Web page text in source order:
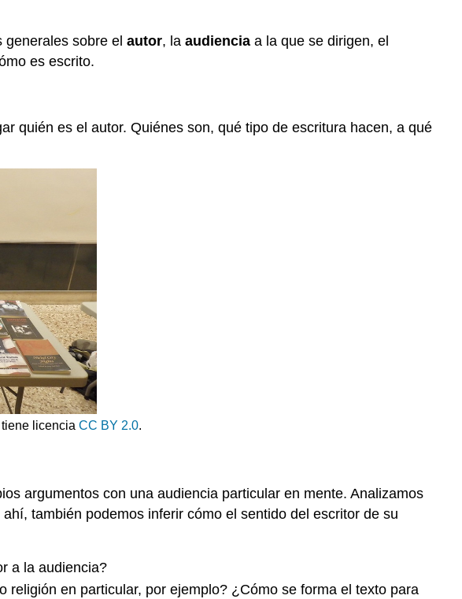
Autor
Género
sobre el autor, la audiencia a la que se dirigen, el
es escrito.
quién es el autor. Quiénes son, qué tipo de escritura hacen, a qué
licencia CC BY 2.0.
argumentos con una audiencia particular en mente. Analizamos
también podemos inferir cómo el sentido del escritor de su
a la audiencia?
en particular, por ejemplo? ¿Cómo se forma el texto para